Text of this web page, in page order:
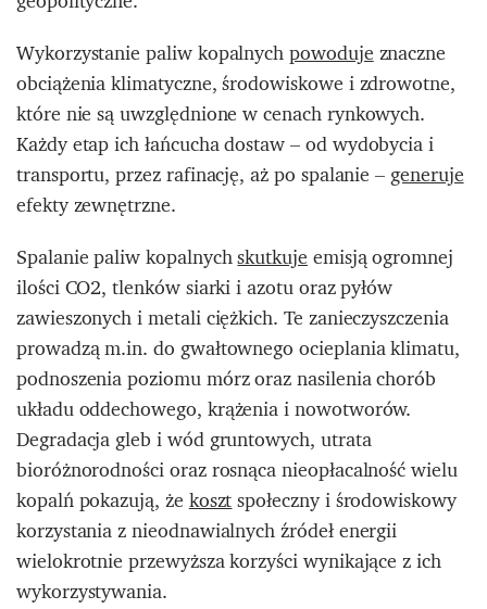
Wykorzystanie paliw kopalnychpowodujeznaczne
obciążenia klimatyczne, środowiskowe i zdrowotne,
które nie są uwzględnione w cenach rynkowych.
Każdy etap ich łańcucha dostaw – od wydobycia i
transportu, przez rafinację, aż po spalanie –generuje
efekty zewnętrzne.
Spalanie paliw kopalnychskutkujeemisją ogromnej
ilości CO2, tlenków siarki i azotu oraz pyłów
zawieszonych i metali ciężkich. Te zanieczyszczenia
prowadzą m.in. do gwałtownego ocieplania klimatu,
podnoszenia poziomu mórz oraz nasilenia chorób
układu oddechowego, krążenia i nowotworów.
Degradacja gleb i wód gruntowych, utrata
bioróżnorodności oraz rosnąca nieopłacalność wielu
kopalń pokazują, żekosztspołeczny i środowiskowy
korzystania z nieodnawialnych źródeł energii
wielokrotnie przewyższa korzyści wynikające z ich
wykorzystywania.